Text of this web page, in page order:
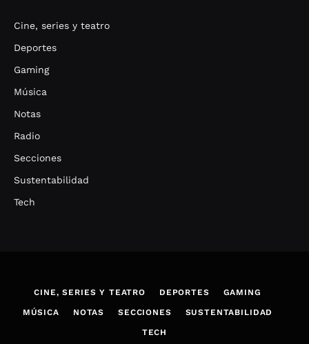
Cine, series y teatro
Deportes
Gaming
Música
Notas
Radio
Secciones
Sustentabilidad
Tech
CINE, SERIES Y TEATRO DEPORTES GAMING
MÚSICA NOTAS SECCIONES SUSTENTABILIDAD
TECH